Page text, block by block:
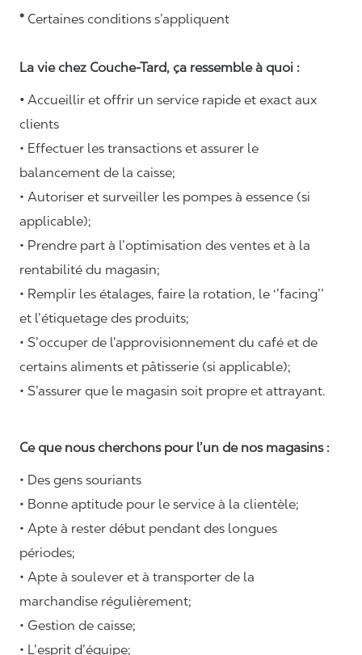
* Certaines conditions s’appliquent
La vie chez Couche-Tard, ça ressemble à quoi :
• Accueillir et offrir un service rapide et exact aux
clients
• Effectuer les transactions et assurer le
balancement de la caisse;
• Autoriser et surveiller les pompes à essence (si
applicable);
• Prendre part à l’optimisation des ventes et à la
rentabilité du magasin;
• Remplir les étalages, faire la rotation, le ‘’facing’’
et l’étiquetage des produits;
• S’occuper de l’approvisionnement du café et de
certains aliments et pâtisserie (si applicable);
• S’assurer que le magasin soit propre et attrayant.
Ce que nous cherchons pour l’un de nos magasins :
• Des gens souriants
• Bonne aptitude pour le service à la clientèle;
• Apte à rester début pendant des longues
périodes;
• Apte à soulever et à transporter de la
marchandise régulièrement;
• Gestion de caisse;
• L’esprit d’équipe;